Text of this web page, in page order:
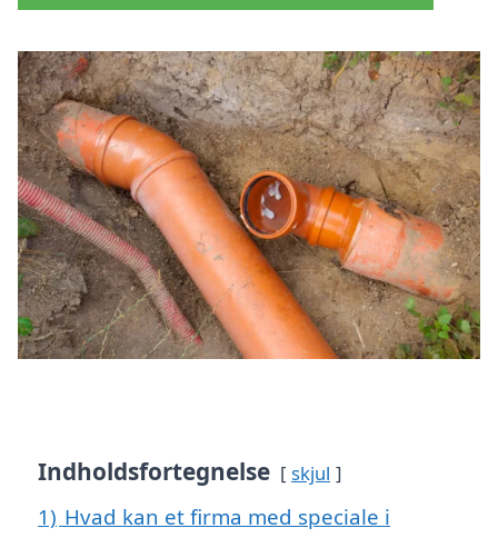
Indholdsfortegnelse skjul
1) Hvad kan et firma med speciale i